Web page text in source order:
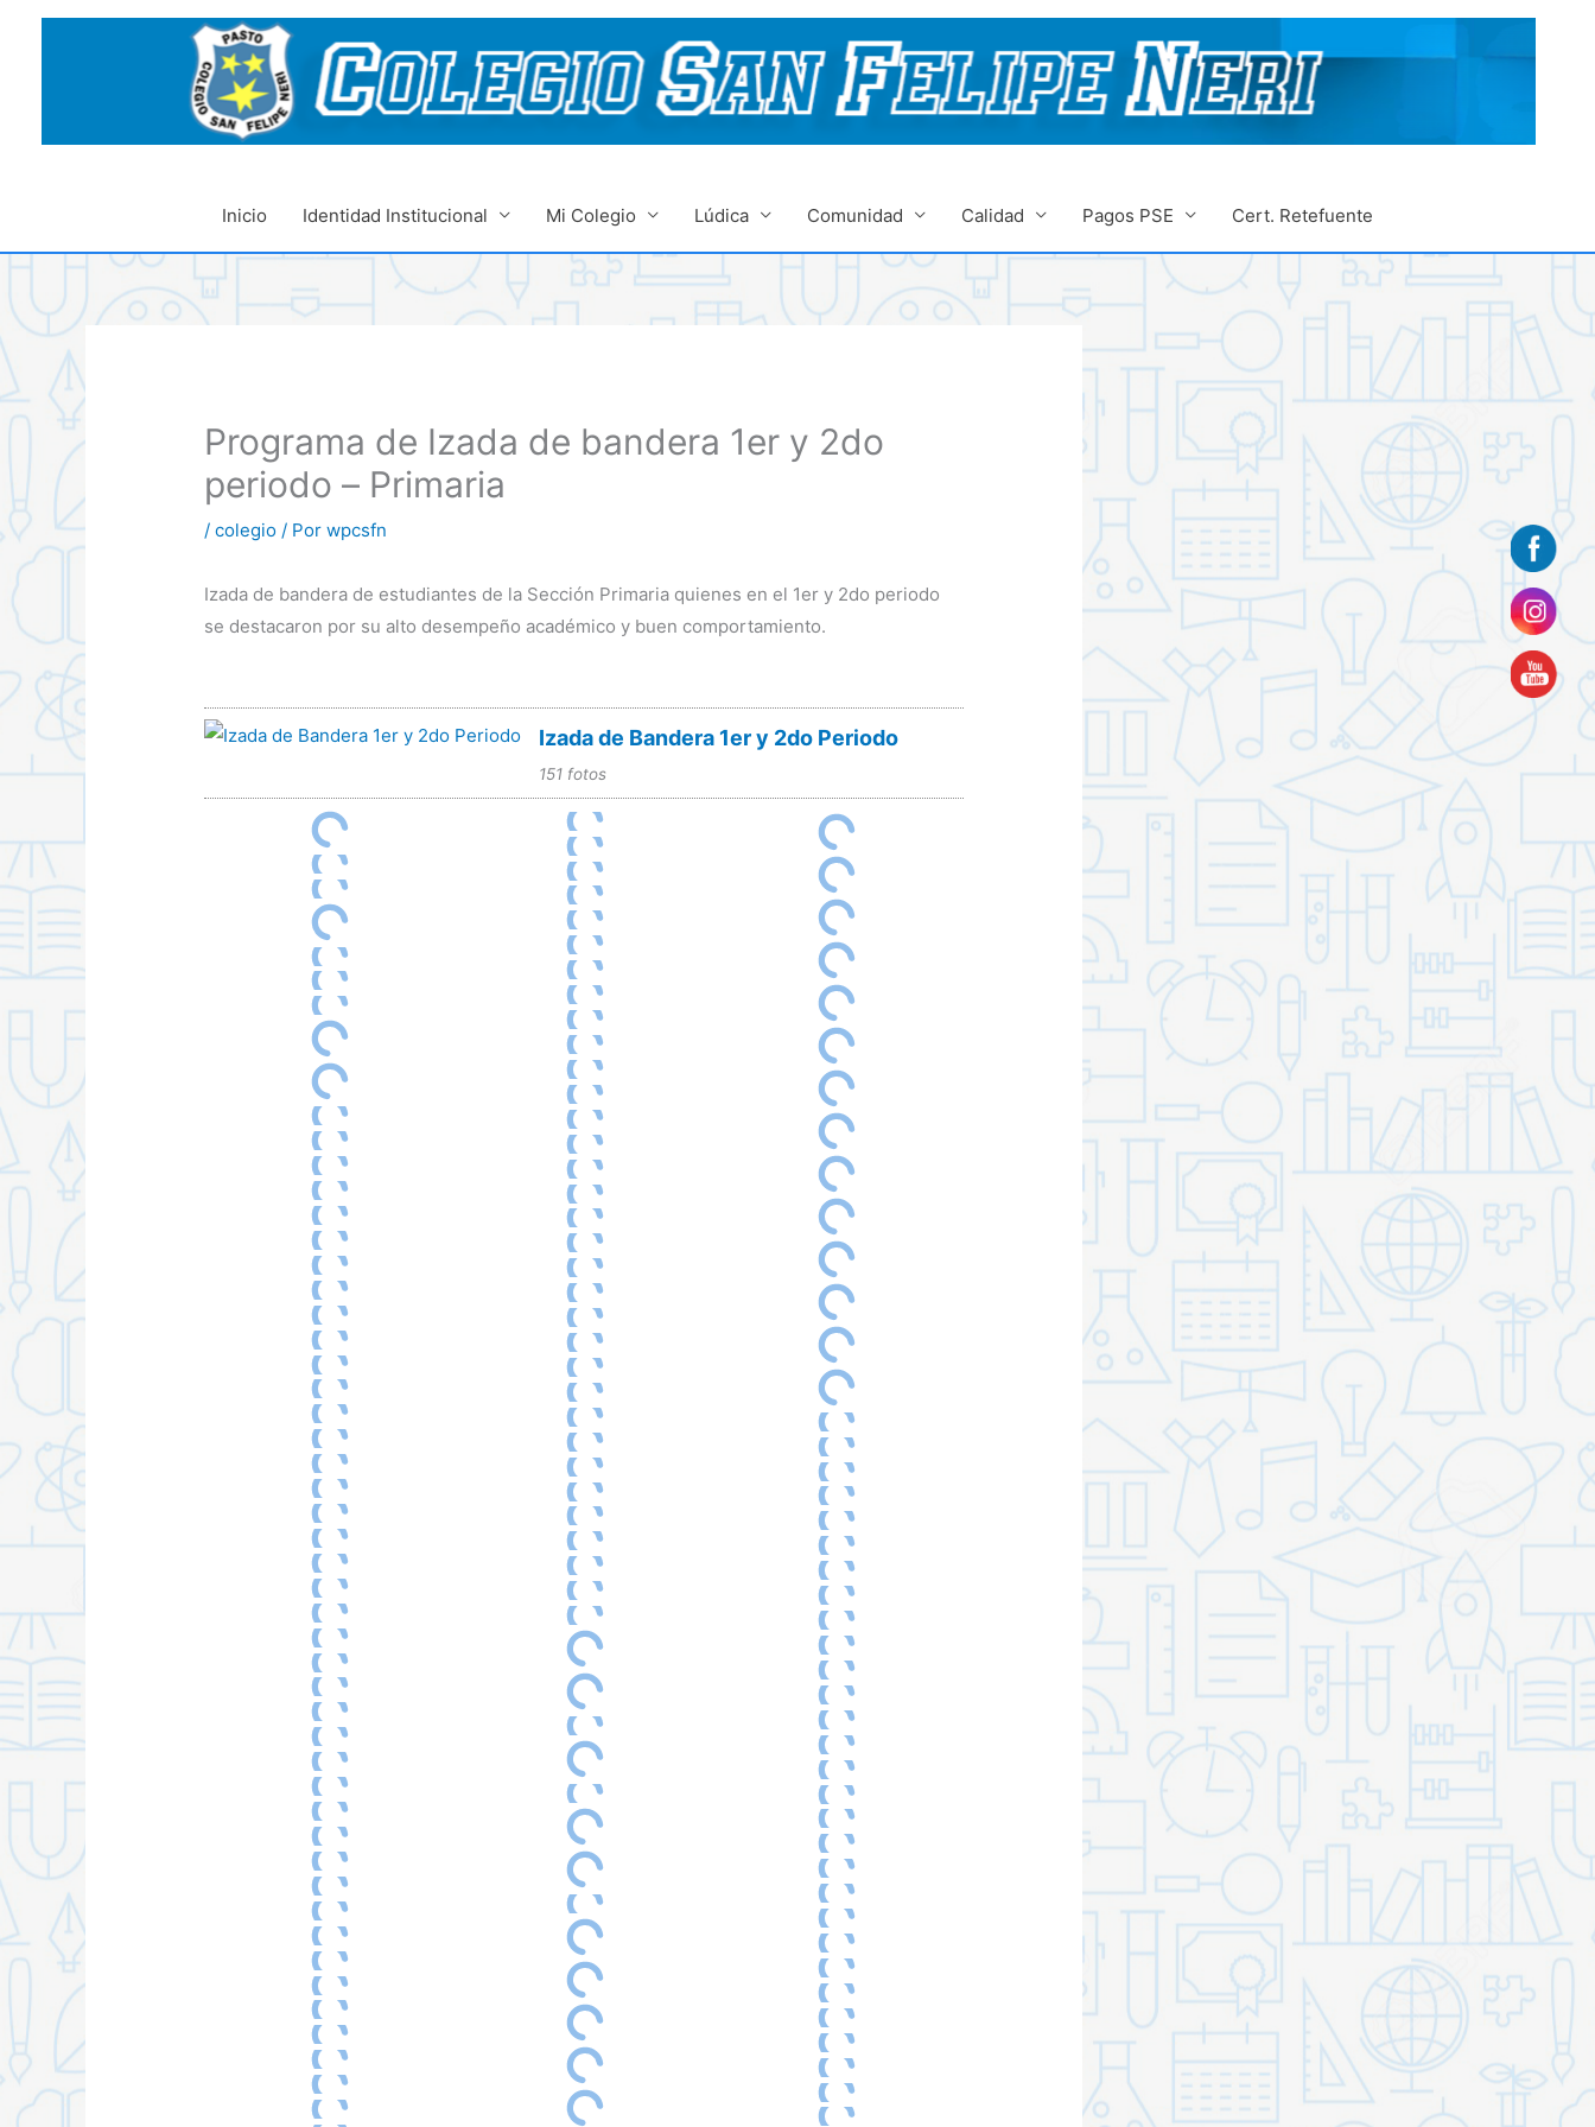
Inicio Identidad Institucional Mi Colegio Lúdica Comunidad Calidad Pagos PSE Cert. Retefuente
Programa de Izada de bandera 1er y 2do
periodo – Primaria
/colegio / Porwpcsfn
Izada de bandera de estudiantes de la Sección Primaria quienes en el 1er y 2do periodo
se destacaron por su alto desempeño académico y buen comportamiento.
Izada de Bandera 1er y 2do Periodo
151 fotos